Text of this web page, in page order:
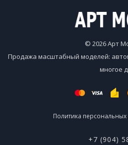
© 2026 Арт
Продажа масштабный моделей:
многое
Политика
+7 (904)